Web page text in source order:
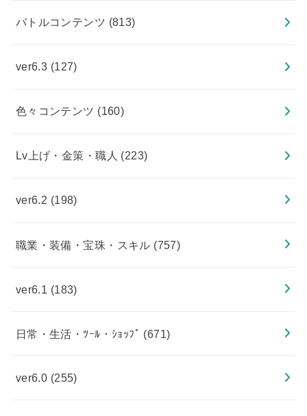
バトルコンテンツ (813)
ver6.3 (127)
色々コンテンツ (160)
Lv上げ・金策・職人 (223)
ver6.2 (198)
職業・装備・宝珠・スキル (757)
ver6.1 (183)
日常・生活・ﾂｰﾙ・ｼｮｯﾌﾟ (671)
ver6.0 (255)